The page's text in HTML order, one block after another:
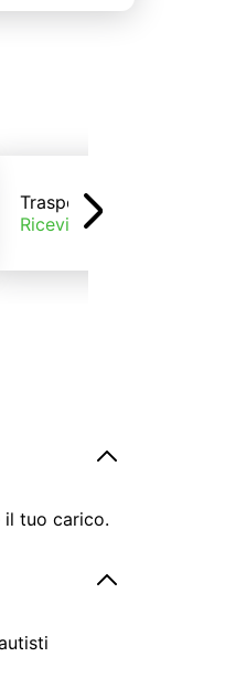
Trasporto su treno
Ricevi offerte
tuo carico.